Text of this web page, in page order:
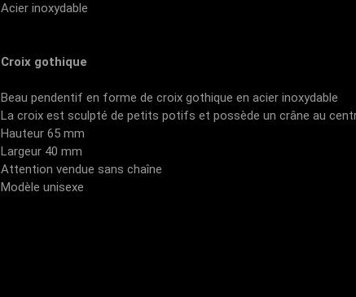
Acier inoxydable
Croix gothique
Beau pendentif en forme de croix gothique en acier inoxydable
La croix est sculpté de petits potifs et possède un crâne au
Hauteur 65 mm
Largeur 40 mm
Attention vendue sans chaîne
Modèle unisexe